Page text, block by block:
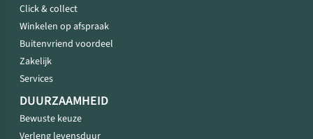
Click & collect
Winkelen op afspraak
Buitenvriend voordeel
Zakelijk
Services
DUURZAAMHEID
Bewuste keuze